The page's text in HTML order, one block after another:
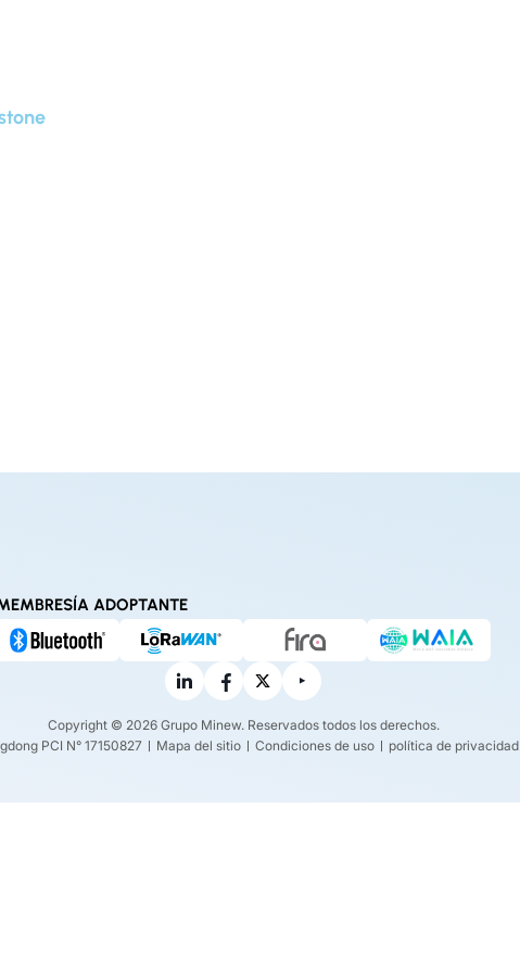
ADOPTANTE
Copyright © 2026 Grupo Minew. Reservados todos los derechos.
PCI N° 17150827
Mapa del sitio Condiciones de uso política de privacidad